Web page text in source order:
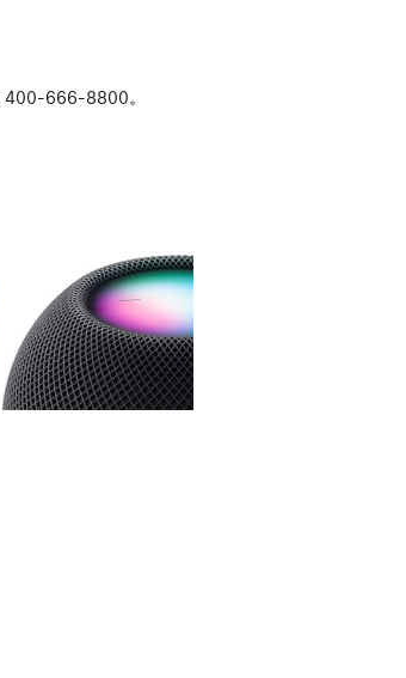
400-666-8800。
图库 图像 5